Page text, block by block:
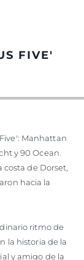
FIVE'
Manhattan
y 90 Ocean.
de Dorset,
hacia la
ritmo de
la historia de la
y amigo de la